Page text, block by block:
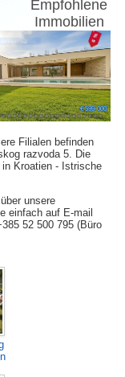
Empfohlene
Immobilien
6 %
€ 599 000
Filialen befinden
razvoda 5. Die
Kroatien - Istrische
unsere
einfach auf E-mail
52 500 795 (Büro